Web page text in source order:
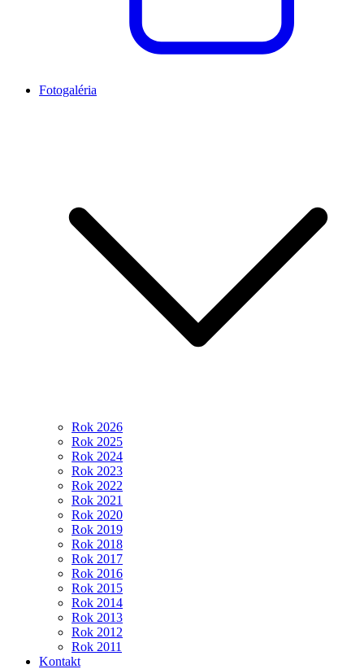
Fotogaléria
Rok 2026
Rok 2025
Rok 2024
Rok 2023
Rok 2022
Rok 2021
Rok 2020
Rok 2019
Rok 2018
Rok 2017
Rok 2016
Rok 2015
Rok 2014
Rok 2013
Rok 2012
Rok 2011
Kontakt